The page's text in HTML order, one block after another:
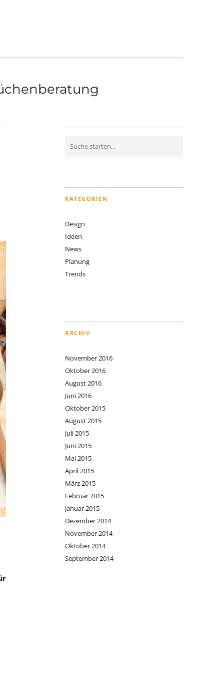
KATEGORIEN
Design
Ideen
News
Planung
Trends
ARCHIV
November 2016
Oktober 2016
August 2016
Juni 2016
Oktober 2015
August 2015
Juli 2015
Juni 2015
Mai 2015
April 2015
März 2015
Februar 2015
Januar 2015
Dezember 2014
November 2014
Oktober 2014
September 2014